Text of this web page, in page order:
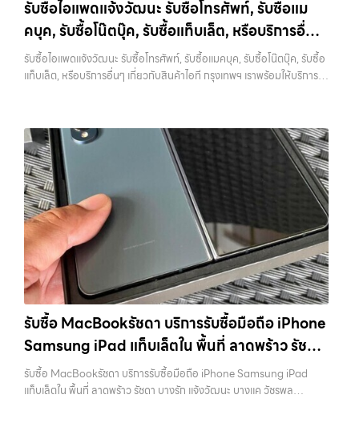
เพราะบริการของเรามุ่งตรงให้คุณได้รับราคาและความสะดวกสบายที่เหนือ
กว่า เลือกเราแล้วคุณจะได้บริการที่คุณไว้วางใจ พร้อมทีมงานที่พร้อม
อำนวยความสะดวก นัดรับถึงที่ ตรวจสภาพอย่างมืออาชีพ และจ่ายเงินทันที
ทั้งหมดนี้เพื่อให้การขายอุปกรณ์ของคุณเป็นเรื่องง่ายขึ้น ดีกว่า รวดเร็วกว่า
และคุ้มค่ากว่า ทำไมต้องเลือกเรา ผู้เชี่ยวชาญด้านการให้บริการ รับซื้อมือถือ
วัชรพล, รามอินทรา, รวมถึง บางนา, บางพลี, เกษตรนวมินทร์, เสนานิคม,
วังหินไม่ว่าคุณจะต้องการ รับซื้อโทรศัพท์, รับซื้อแมคบุค, รับซื้อโน๊ตบุ๊ค, รับ
ซื้อแท็บเล็ต, หรือบริการอื่นๆ เกี่ยวกับสินค้าไอที กรุงเทพฯ – เราพร้อมให้
บริการครบวงจร…
ใช้แล้วอาจกลายเป็นของที่ไม่ได้ใช้งานอยู่เฉยๆ เว็บไซต์ของเราจึงเกิดขึ้นเพื่อ
เป็นทางเลือกให้คุณสามารถเปลี่ยนอุปกรณ์ที่ไม่ใช้แล้วให้กลายเป็นเงินสดได้
รับซื้อโน๊ตบุ๊ค, รับซื้อแท็บเล็ต, รับซื้อสินค้าไอทีกรุงเทพมหานคร อย่างครบ
วงจร ไม่ว่าคุณจะอยู่โซนเมืองหรือเขตชานเมือง เรามีทีมงานพร้อมให้บริการ
ทรัพย์สินที่มีมูลค่า คุณอาจต้องการเปลี่ยนรุ่น หรือต้องการเงินด่วน เราจึง
มอบบริการประเมินสภาพเครื่อง ฟรี ปราบปรามความยุ่งยากทั้งหลาย โดย
เน้น โปร่งใส มั่นใจได้ และจ่ายเงินทันทีเมื่อตกลงซื้อขายสำเร็จ บริการของเรา
ครอบคลุมทั้ง iPhone สายใหม่-เก่า, Samsung ทุกรุ่น, iPad และแท็บเล็ต
ทุกแบรนด์ เรารับถึงแม้จะอยู่ในสภาพใช้งานแล้ว ตกแต่งแล้ว หรือมีรอยบ้าง
เพราะมูลค่าของเครื่องไม่ได้ขึ้นอยู่แค่ยี่ห้อ แต่ขึ้นอยู่กับสภาพจริง ความครบ
ชุด และความสะดวกในการขายของคุณ เราจึงตั้งใจให้บริการในเขต
ลาดพร้าว, รัชดา, บางรัก, แจ้งวัฒนะ, บางแค, วัชรพล, รามอินทรา, บางนา,
บางพลี, เกษตรนวมินทร์, เสนานิคม, วังหิน อย่างเต็มที่ ไม่ว่าคุณจะค้นหาคำ
ว่า “รับซื้อมือถือใกล้ฉัน”, “รับซื้อโทรศัพท์มือสองกรุงเทพ”, “ขาย iPad ได้
ราคา”, “รับซื้อแท็บเล็ต กรุงเทพถึงที่”, หรือ “รับซื้อ Samsung มือสอง
ราคาสูง” — ที่นี่คือคำตอบ เพราะบริการของเรามุ่งตรงให้คุณได้รับราคาและ
ความสะดวกสบายที่เหนือกว่า เลือกเราแล้วคุณจะได้บริการที่คุณไว้วางใจ
พร้อมทีมงานที่พร้อมอำนวยความสะดวก นัดรับถึงที่ ตรวจสภาพอย่างมือ
อาชีพ และจ่ายเงินทันที ทั้งหมดนี้เพื่อให้การขายอุปกรณ์ของคุณเป็นเรื่อง
ง่ายขึ้น ดีกว่า รวดเร็วกว่า และคุ้มค่ากว่า ทำไมต้องเลือกเรา ผู้เชี่ยวชาญด้าน
การให้บริการ รับซื้อมือถือ iPhone, Samsung, ไอแพด แท็บเล็ตทุกยี่ห้อ ใน
รับซื้อไอแพดแจ้งวัฒนะ รับซื้อโทรศัพท์, รับซื้อแม
คบุค, รับซื้อโน๊ตบุ๊ค, รับซื้อแท็บเล็ต, หรือบริการอื่นๆ
เกี่ยวกับสินค้าไอที กรุงเทพฯ เราพร้อมให้บริการครบ
วงจร
รับซื้อไอแพดแจ้งวัฒนะ รับซื้อโทรศัพท์, รับซื้อแมคบุค, รับซื้อโน๊ตบุ๊ค, รับซื้อ
แท็บเล็ต, หรือบริการอื่นๆ เกี่ยวกับสินค้าไอที กรุงเทพฯ เราพร้อมให้บริการ
บางแค วัชรพล รามอินทรา รับซื้อไอแพดแจ้งวัฒนะ — รับซื้อโทรศัพท์, รับ
ซื้อแมคบุค, รับซื้อโน๊ตบุ๊ค, รับซื้อแท็บเล็ต, หรือบริการอื่นๆ เกี่ยวกับสินค้า
ไอที กรุงเทพฯ เราพร้อมให้บริการครบวงจร รับซื้อไอแพดแจ้งวัฒนะ รับซื้อ
โทรศัพท์, รับซื้อแมคบุค, รับซื้อโน๊ตบุ๊ค, รับซื้อแท็บเล็ต, หรือบริการอื่นๆ เกี่ยว
กับสินค้าไอที กรุงเทพฯ… รับซื้อไอแพดแจ้งวัฒนะ รับซื้อ iPhone ทุกรุ่น ให้
ราคาสูง พร้อมจ่ายเงินทันที ประสบการณ์เหนือระดับกับการ รับซื้อไอ
โฟน, รับซื้อไอแพด, รับซื้อมือถือ ยินดีต้อนรับสู่ “รับซื้อขายมือถือ.com”
เว็บไซต์ที่คุณไว้วางใจได้ สำหรับบริการ รับซื้อ มือถือ iPhone, Samsung,
iPad, แท็บเล็ต ทุกยี่ห้อ ให้ราคาสูง พร้อมจ่ายเงินทันที ครอบคลุมพื้นที่
ลาดพร้าว, รัชดา, บางรัก, แจ้งวัฒนะ, บางแค, วัชรพล, รามอินทรา และเขต
กรุงเทพฯ ใกล้ “ใกล้ ฉัน” ที่สุด ในยุคที่สมาร์ทโฟน แท็บเล็ต และอุปกรณ์ไอที
ใหม่ๆ เปลี่ยนรุ่นกันแทบทุกช่วงเวลา อุปกรณ์ที่คุณใช้แล้วอาจกลายเป็นของ
ที่ไม่ได้ใช้งานอยู่เฉยๆ เว็บไซต์ของเราจึงเกิดขึ้นเพื่อเป็นทางเลือกให้คุณ
สามารถเปลี่ยนอุปกรณ์ที่ไม่ใช้แล้วให้กลายเป็นเงินสดได้ทันที ด้วยบริการ รับ
แท็บเล็ต, รับซื้อสินค้าไอทีกรุงเทพมหานคร อย่างครบวงจร ไม่ว่าคุณจะอยู่
โซนเมืองหรือเขตชานเมือง เรามีทีมงานพร้อมให้บริการถึงที่ในพื้นที่ “ใกล้
รับซื้อ MacBookรัชดา บริการรับซื้อมือถือ iPhone
Samsung iPad แท็บเล็ตใน พื้นที่ ลาดพร้าว รัชดา
บางรัก แจ้งวัฒนะ บางแค วัชรพล รามอินทรา
พร้อมจ่ายเงินทันที
รับซื้อ MacBookรัชดา บริการรับซื้อมือถือ iPhone Samsung iPad
แท็บเล็ตใน พื้นที่ ลาดพร้าว รัชดา บางรัก แจ้งวัฒนะ บางแค วัชรพล